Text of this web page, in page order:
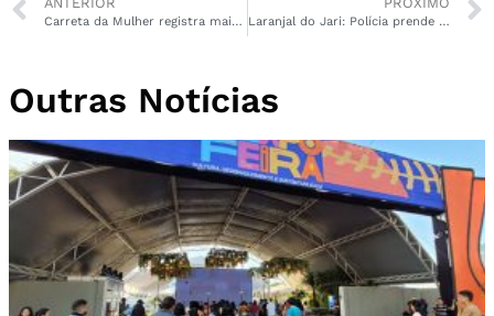
Carreta da Mulher registra mais de 2 mil atendimentos na Zona Sul Laranjal do Jari: Polícia prende homem que matou Piaba
Outras Notícias